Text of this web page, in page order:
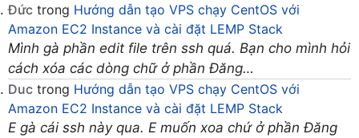
Đức trong Hướng dẫn tạo VPS chạy CentOS với
Amazon EC2 Instance và cài đặt LEMP Stack
Mình gà phần edit file trên ssh quá. Bạn cho mình hỏi
cách xóa các dòng chữ ở phần Đăng…
Duc trong Hướng dẫn tạo VPS chạy CentOS với
Amazon EC2 Instance và cài đặt LEMP Stack
E gà cái ssh này qua. E muốn xoa chứ ở phần Đăng